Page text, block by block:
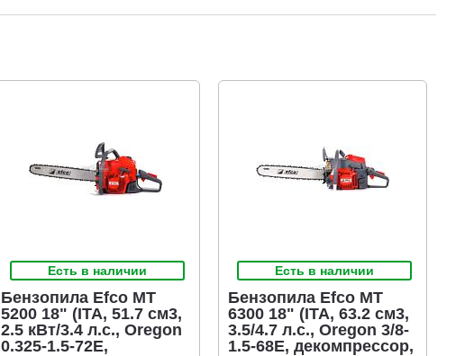
Есть в наличии
Бензопила Efco MT
5200 18" (ITA, 51.7 см3,
2.5 кВт/3.4 л.с., Oregon
0.325-1.5-72E,
Есть в наличии
Бензопила Efco MT
6300 18" (ITA, 63.2 см3,
3.5/4.7 л.с., Oregon 3/8-
1.5-68E, декомпрессор,